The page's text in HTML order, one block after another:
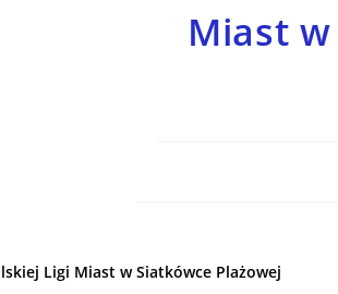
Miast
Ligi Miast w Siatkówce Plażowej